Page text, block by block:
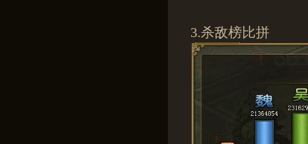
3.杀敌榜比拼